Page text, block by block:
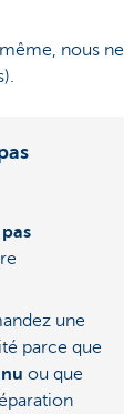
nous ne
une
parce que
ou que